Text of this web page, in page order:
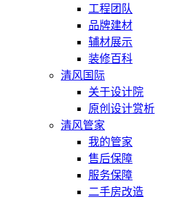
工程团队
品牌建材
辅材展示
装修百科
清风国际
关于设计院
原创设计赏析
清风管家
我的管家
售后保障
服务保障
二手房改造